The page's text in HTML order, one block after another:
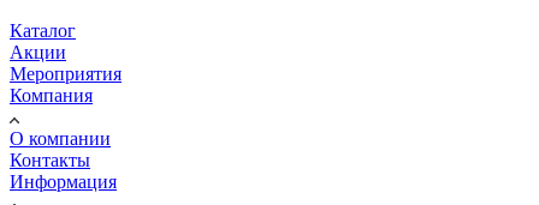
Каталог
Акции
Мероприятия
Компания
О компании
Контакты
Информация